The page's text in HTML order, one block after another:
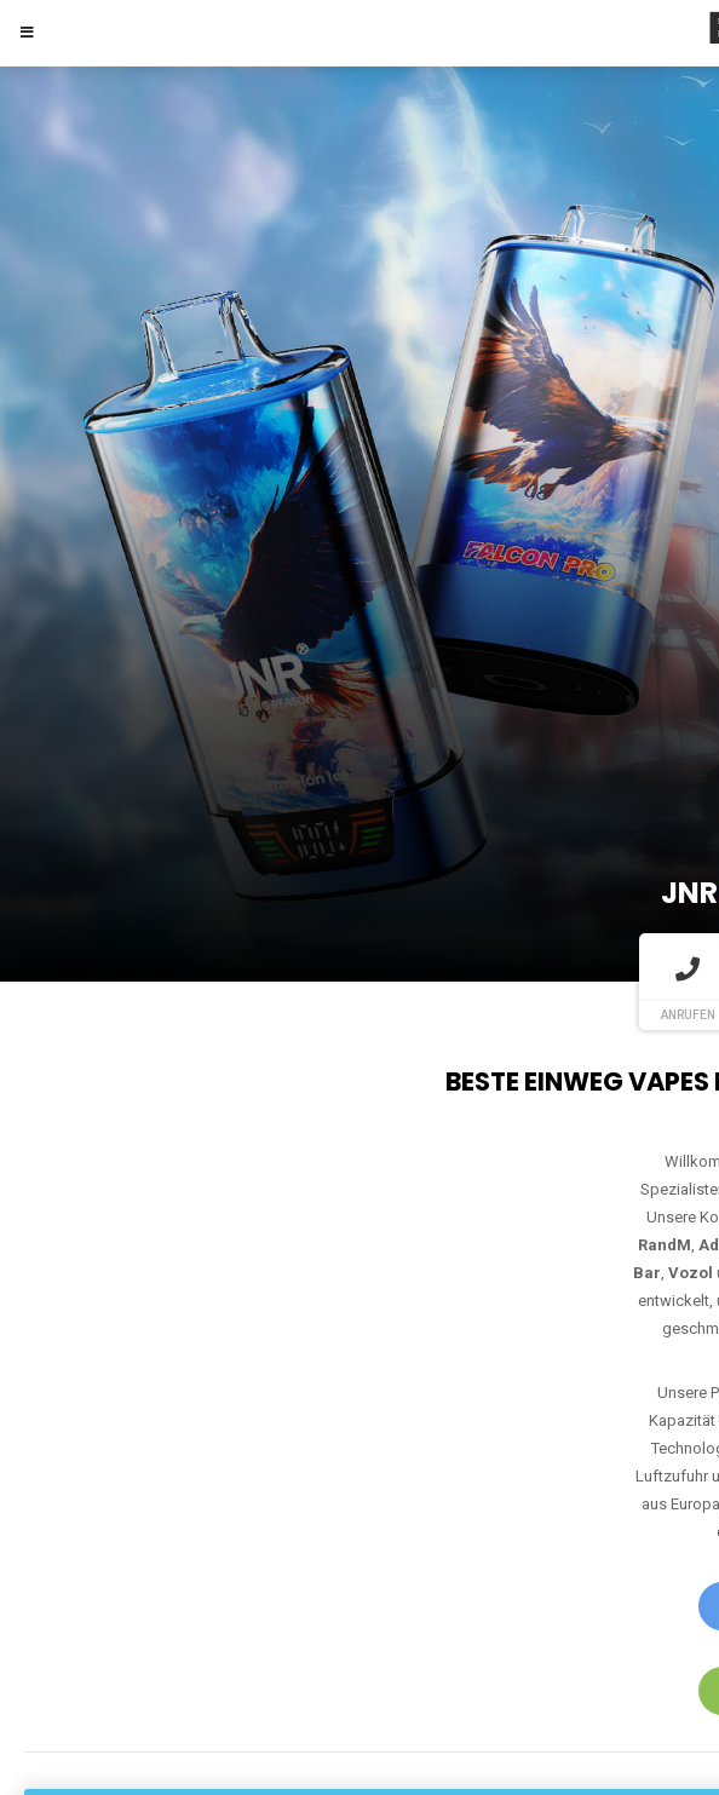
JNR
ANRUFEN
BESTE EINWEG
Unsere
RandM,
Bar, Vozol
entwickelt,
Unsere
Kapazität
Luftzufuhr
aus